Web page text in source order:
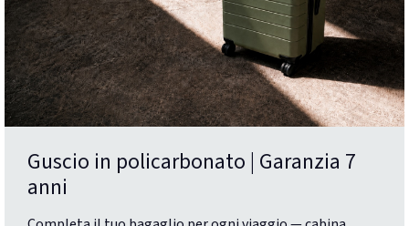
Guscio in policarbonato | Garanzia 7
anni